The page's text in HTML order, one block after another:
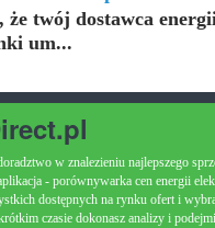
że twój dostawca
um...
w znalezieniu najlepszego
- porównywarka cen energii
dostępnych na rynku ofert i
czasie dokonasz analizy i